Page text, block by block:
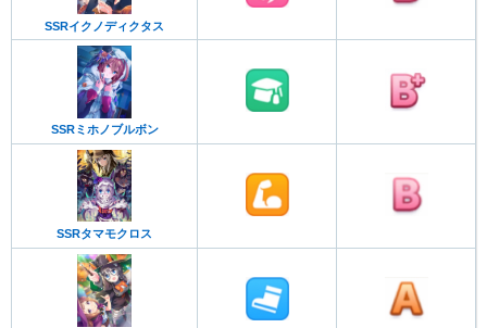
SSRイクノディクタス
SSRミホノブルボン
SSRタマモクロス